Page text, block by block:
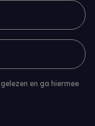
en ga hiermee